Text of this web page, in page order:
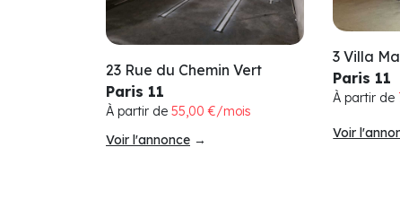
23 Rue du Chemin Vert
Paris 11
À partir de 55,00 €/mois
Voir l'annonce →
3 Villa
Paris 11
À partir de
Voir